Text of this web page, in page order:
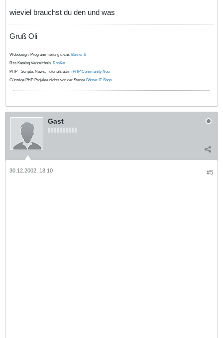
wieviel brauchst du den und was
Gruß Oli
Webdesign, Programmierung u.v.m. Börner It
Rss Katalog Verzeichnis. RssKat
PHP - Scripte, News, Tutorials u.v.m PHP Community Neu
Günstige PHP Projekte nichts von der Stange Börner IT Shop
Gast
#5
30.12.2002, 18:10